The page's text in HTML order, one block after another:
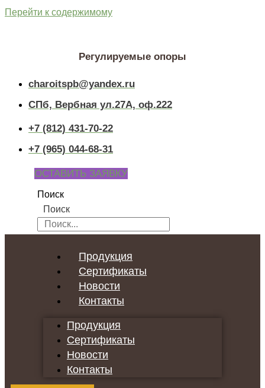
Перейти к содержимому
Регулируемые опоры
charoitspb@yandex.ru
СПб, Вербная ул.27А, оф.222
+7 (812) 431-70-22
+7 (965) 044-68-31
ОСТАВИТЬ ЗАЯВКУ
Поиск
Поиск
Продукция
Сертификаты
Новости
Контакты
Продукция
Сертификаты
Новости
Контакты